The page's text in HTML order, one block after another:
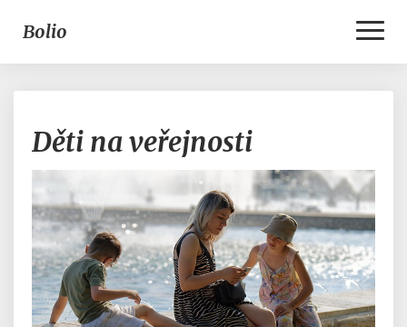
Bolio
na
veřejnosti
Děti na veřejnosti